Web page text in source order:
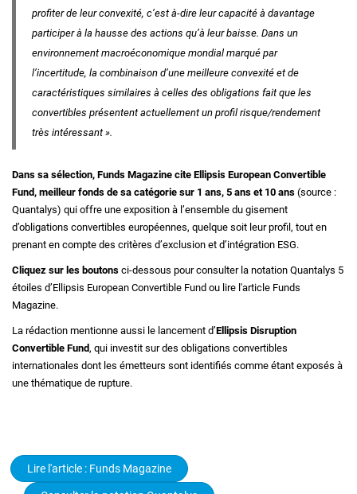
profiter de leur convexité, c’est à-dire leur capacité à davantage
participer à la hausse des actions qu’à leur baisse. Dans un
environnement macroéconomique mondial marqué par
l’incertitude, la combinaison d’une meilleure convexité et de
caractéristiques similaires à celles des obligations fait que les
convertibles présentent actuellement un profil risque/rendement
très intéressant ».
Dans sa sélection, Funds Magazine cite Ellipsis European Convertible
Fund, meilleur fonds de sa catégorie sur 1 ans, 5 ans et 10 ans (source :
Quantalys) qui offre une exposition à l’ensemble du gisement
d’obligations convertibles européennes, quelque soit leur profil, tout en
prenant en compte des critères d’exclusion et d’intégration ESG.
Cliquez sur les boutons ci-dessous pour consulter la notation Quantalys 5
étoiles d’Ellipsis European Convertible Fund ou lire l'article Funds
Magazine.
La rédaction mentionne aussi le lancement d’Ellipsis Disruption
Convertible Fund, qui investit sur des obligations convertibles
internationales dont les émetteurs sont identifiés comme étant exposés à
une thématique de rupture.
Lire l'article : Funds Magazine